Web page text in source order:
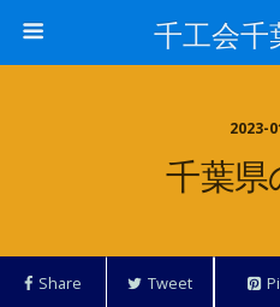
千工会千
2023-
千葉県
Share Tweet